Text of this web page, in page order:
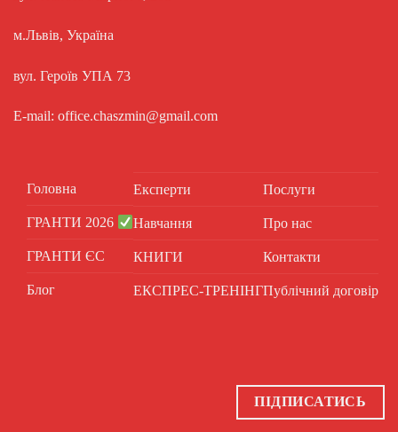
м.Львів, Україна
вул. Героїв УПА 73
E-mail: office.chaszmin@gmail.com
Головна
ГРАНТИ 2026
ГРАНТИ ЄС
Блог
Експерти
Навчання
КНИГИ
ЕКСПРЕС-ТРЕНІНГ
Послуги
Про нас
Контакти
Публічний договір
ПІДПИСАТИСЬ